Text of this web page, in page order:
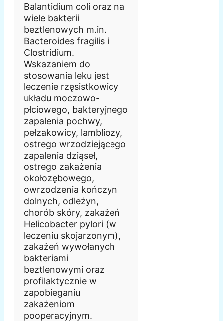
Balantidium coli oraz na
wiele bakterii
beztlenowych m.in.
Bacteroides fragilis i
Clostridium.
Wskazaniem do
stosowania leku jest
leczenie rzęsistkowicy
układu moczowo-
płciowego, bakteryjnego
zapalenia pochwy,
pełzakowicy, lambliozy,
ostrego wrzodziejącego
zapalenia dziąseł,
ostrego zakażenia
okołozębowego,
owrzodzenia kończyn
dolnych, odleżyn,
chorób skóry, zakażeń
Helicobacter pylori (w
leczeniu skojarzonym),
zakażeń wywołanych
bakteriami
beztlenowymi oraz
profilaktycznie w
zapobieganiu
zakażeniom
pooperacyjnym.